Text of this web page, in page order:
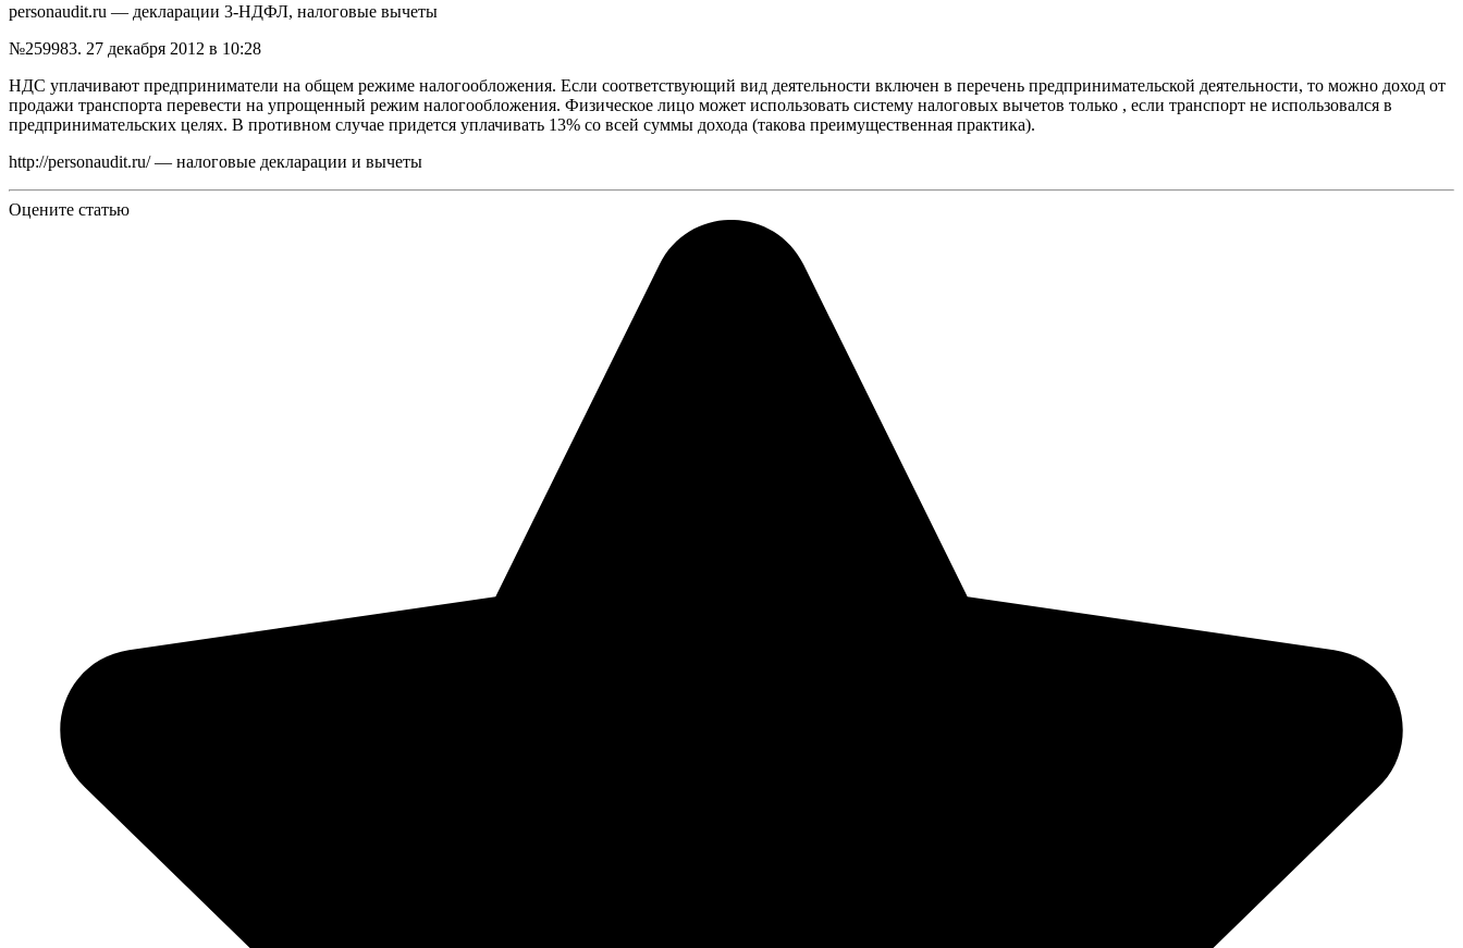
personaudit.ru — декларации 3-НДФЛ, налоговые вычеты
№259983. 27 декабря 2012 в 10:28
НДС уплачивают предприниматели на общем режиме налогообложения. Если соответствующий вид деятельности включен в перечень предпринимательской деятельности, то можно доход от
продажи транспорта перевести на упрощенный режим налогообложения. Физическое лицо может использовать систему налоговых вычетов только , если транспорт не использовался в
предпринимательских целях. В противном случае придется уплачивать 13% со всей суммы дохода (такова преимущественная практика).
http://personaudit.ru/ — налоговые декларации и вычеты
Оцените статью